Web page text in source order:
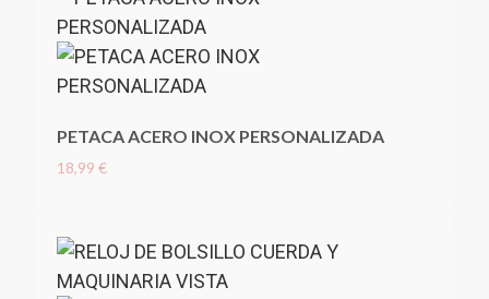
PETACA ACERO INOX PERSONALIZADA
18,99 €